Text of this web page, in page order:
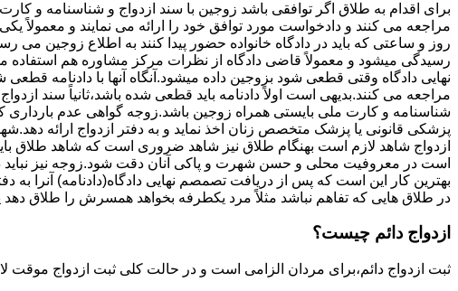
برای اقدام به طلاق اگر توافقی باشد زوجین با سند ازدواج و شناسنامه و
مراجعه می کنند و دادخواست مورد توافق خود را ارائه می نمایند و معمولاً
روز و ساعتی که باید در دادگاه خانواده حضور پیدا کنند به اطلاع زوجین
رسیدگی میشود و معمولاً قاضی دادگاه از نظرات مرکز مشاوره هم استفاده
نهایی دادگاه وقتی قطعی شود بزوجین داده میشود.آنگاه آنها با دادنامه
مراجعه می کنند.بدیهی است اولاً دادنامه باید قطعی شده باشد،ثانیاً سند
شناسنامه و کارت ملی بایستی همراه زوجین باشد.زوجه گواهی عدم بارداری
پزشکی قانونی یا پزشک متخصص زنان اخذ نماید و به دفتر ازدواج ارائه
ازدواج شاهد لازم است بهنگام طلاق نیز شاهد ضروری است که شاهد طلاق
است در معروفیت محلی و حسن شهرت و پاکی آنان دقت شود.زوجه نیز نباید
بهترین کار این است که پس از دریافت تصمصم نهایی دادگاه(دادنامه) آنرا
در طلاق هایی که تفاهم نباشد مثلاً مرد یکطرفه بخواهد همسرش را طلاق
ازدواج دائم چیست؟
ثبت ازدواج دائم،برای مردان الزامی است و در حالت کلی ثبت ازدواج موقت